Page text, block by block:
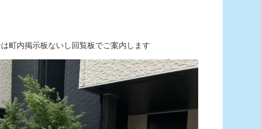
町内掲示板ないし回覧板でご案内します